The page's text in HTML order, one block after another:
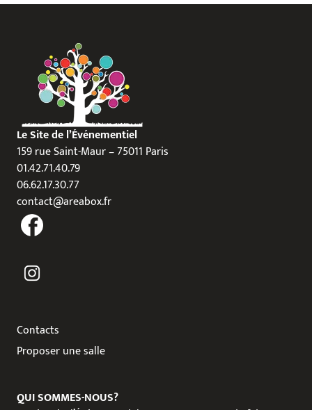
Le Site de l’Événementiel
159 rue Saint-Maur – 75011 Paris
01.42.71.40.79
06.62.17.30.77
contact@areabox.fr
Contacts
Proposer une salle
QUI SOMMES-NOUS?